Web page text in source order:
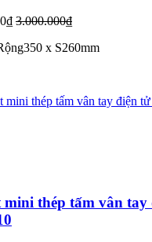
3.000.000₫
x S260mm
mini thép tấm vân